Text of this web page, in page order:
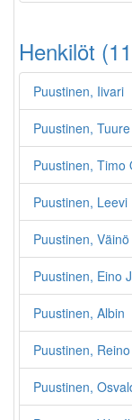
Henkilöt
Puustinen, Iivari
Puustinen,
Puustinen, Timo
Puustinen, Leevi
Puustinen, Väinö
Puustinen, Eino
Puustinen, Albin
Puustinen,
Puustinen,